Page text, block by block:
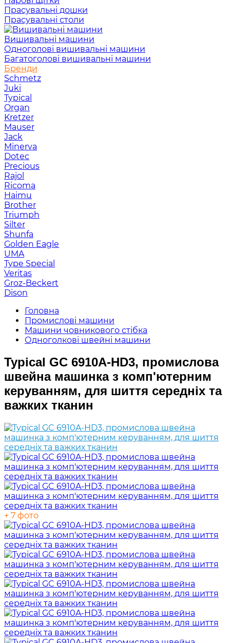
Прасувальні дошки
Прасувальні столи
Вишивальні машини
Одноголові вишивальні машини
Багатоголові вишивальні машини
Бренди
Schmetz
Juki
Typical
Organ
Kretzer
Mauser
Jack
Minerva
Dotec
Precious
Rajol
Ricoma
Haimu
Brother
Triumph
Silter
Shunfa
Golden Eagle
UMA
Type Special
Veritas
Groz-Beckert
Dison
Головна
Промислові машини
Машини човникового стібка
Одноголкові швейні машини
Typical GC 6910A-HD3, промислова
швейна машинка з комп'ютерним
керуванням, для шиття середніх та
важких тканин
+ 7 фото